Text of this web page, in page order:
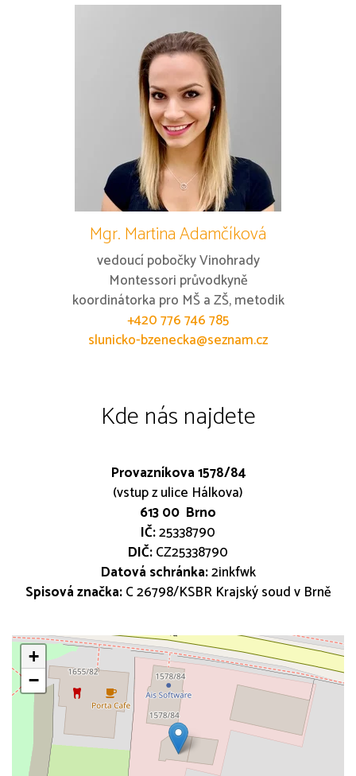
Mgr. Martina Adamčíková
vedoucí pobočky Vinohrady
Montessori průvodkyně
koordinátorka pro MŠ a ZŠ, metodik
+420 776 746 785
slunicko-bzenecka@seznam.cz
Kde nás najdete
Provazníkova 1578/84
(vstup z ulice Hálkova)
613 00 Brno
IČ:25338790
DIČ:CZ25338790
Datová schránka:2inkfwk
Spisová značka:C 26798/KSBR Krajský soud v Brně
+
−
+
−